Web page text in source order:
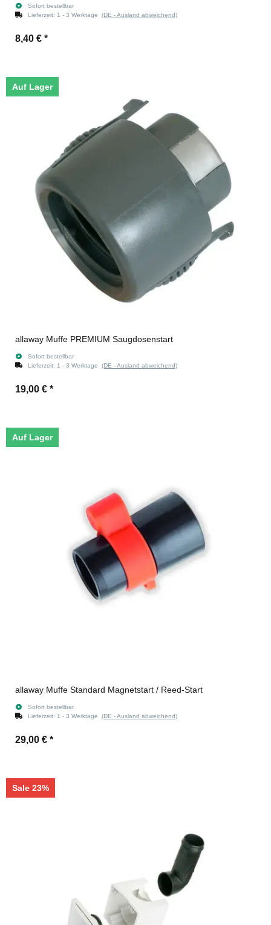
Sofort bestellbar
Lieferzeit: 1 - 3 Werktage (DE - Ausland abweichend)
8,40 € *
Auf Lager
allaway Muffe PREMIUM Saugdosenstart
Sofort bestellbar
Lieferzeit: 1 - 3 Werktage (DE - Ausland abweichend)
19,00 € *
Auf Lager
allaway Muffe Standard Magnetstart / Reed-Start
Sofort bestellbar
Lieferzeit: 1 - 3 Werktage (DE - Ausland abweichend)
29,00 € *
Sale 23%